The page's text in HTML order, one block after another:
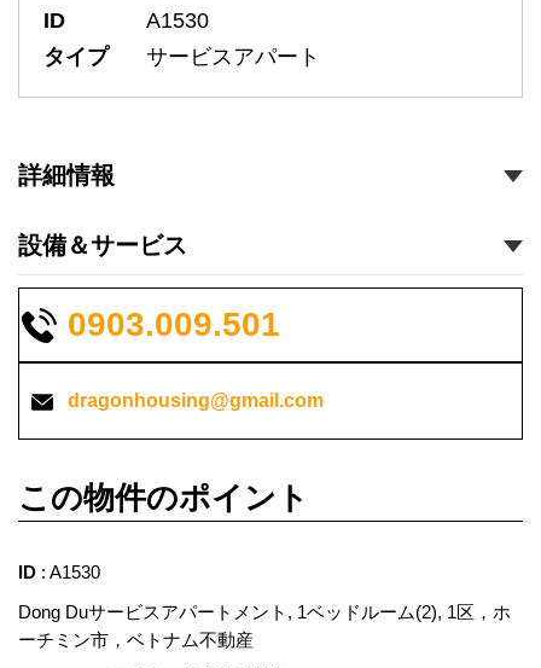
ID
A1530
タイプ
サービスアパート
詳細情報
設備＆サービス
0903.009.501
dragonhousing@gmail.com
この物件のポイント
ID : A1530
Dong Duサービスアパートメント, 1ベッドルーム(2), 1区，ホ
ーチミン市，ベトナム不動産